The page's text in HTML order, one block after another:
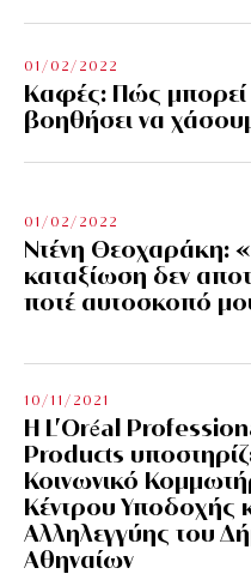
01/02/2022
Kαφές: Πώς μπορεί
βοηθήσει να
01/02/2022
Ντένη Θεοχαράκη:
καταξίωση δεν
ποτέ αυτοσκοπό
10/11/2021
Η L’Οréal
Products
Κοινωνικό
Κέντρου Υποδοχής
Αλληλεγγύης του
Αθηναίων